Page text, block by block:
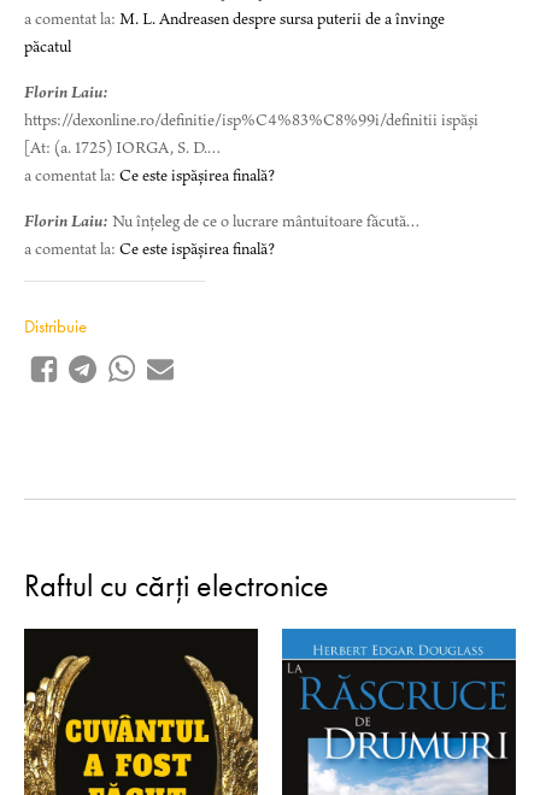
a comentat la: M. L. Andreasen despre sursa puterii de a învinge
păcatul
Florin Laiu:
https://dexonline.ro/definitie/isp%C4%83%C8%99i/definitii ispăși
[At: (a. 1725) IORGA, S. D.…
a comentat la: Ce este ispășirea finală?
Florin Laiu: Nu înțeleg de ce o lucrare mântuitoare făcută…
a comentat la: Ce este ispășirea finală?
Distribuie
Raftul cu cărți electronice